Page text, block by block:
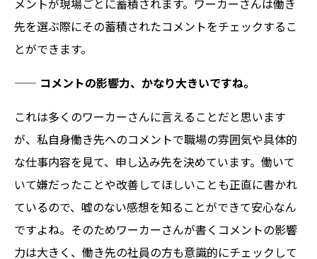
メントが現場ごとに蓄積されます。ワーカーさんは働き
先を選ぶ際にその蓄積されたコメントをチェックするこ
とができます。
—— コメントの影響力、かなり大きいですね。
これは多くのワーカーさんに言えることだと思います
が、私自身働き先へのコメントで職場の雰囲気や具体的
な仕事内容を見て、申し込み先を決めています。働いて
いて嫌だったことや改善してほしいことも正直に書かれ
ているので、嘘のない感想を知ることができて安心なん
ですよね。そのためワーカーさんが書くコメントの影響
力は大きく、働き先の社員の方も意識的にチェックして